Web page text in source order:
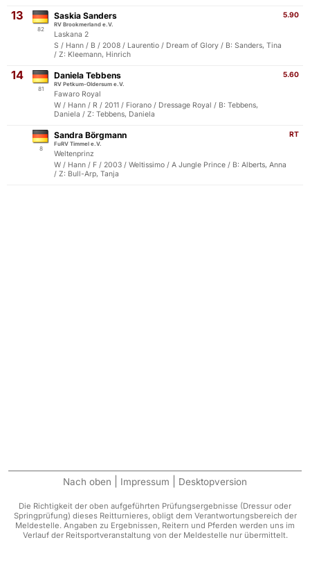
13
82
5.90
Saskia Sanders
RV Brookmerland e.V.
Laskana 2
S / Hann / B / 2008 / Laurentio / Dream of Glory / B: Sanders, Tina
/ Z: Kleemann, Hinrich
14
81
5.60
Daniela Tebbens
RV Petkum-Oldersum e.V.
Fawaro Royal
W / Hann / R / 2011 / Fiorano / Dressage Royal / B: Tebbens,
Daniela / Z: Tebbens, Daniela
8
RT
Sandra Börgmann
FuRV Timmel e.V.
Weltenprinz
W / Hann / F / 2003 / Weltissimo / A Jungle Prince / B: Alberts, Anna
/ Z: Bull-Arp, Tanja
Nach oben Impressum Desktopversion
Die Richtigkeit der oben aufgeführten Prüfungsergebnisse (Dressur oder
Springprüfung) dieses Reitturnieres, obligt dem Verantwortungsbereich der
Meldestelle. Angaben zu Ergebnissen, Reitern und Pferden werden uns im
Verlauf der Reitsportveranstaltung von der Meldestelle nur übermittelt.